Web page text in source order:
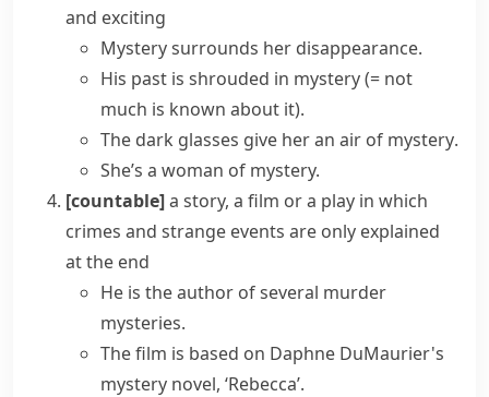
and exciting
Mystery surrounds her disappearance.
His past is shrouded in mystery(= not
much is known about it).
The dark glasses give her an air of mystery.
She’s a woman of mystery.
[countable]a story, a film or a play in which
crimes and strange events are only explained
at the end
He is the author of several murder
mysteries.
The film is based on Daphne DuMaurier's
mystery novel, ‘Rebecca’.